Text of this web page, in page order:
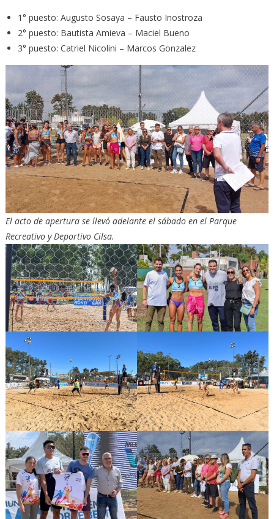
1° puesto: Augusto Sosaya – Fausto Inostroza
2° puesto: Bautista Amieva – Maciel Bueno
3° puesto: Catriel Nicolini – Marcos Gonzalez
El acto de apertura se llevó adelante el sábado en el Parque
Recreativo y Deportivo Cilsa.